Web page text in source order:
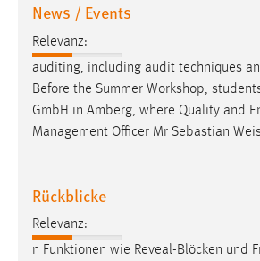
News / Events
Relevanz:
auditing, including audit techniques
Before the Summer Workshop,
GmbH in Amberg, where Quality and
Management Officer Mr Sebastian
Rückblicke
Relevanz:
n Funktionen wie Reveal-Blöcken und
Marketing Cookies werden von
verwendet, um personalisierte
Sie tun dies, indem sie Besucher
hinweg verfolgen.
Google Ads
Google Ireland Limited